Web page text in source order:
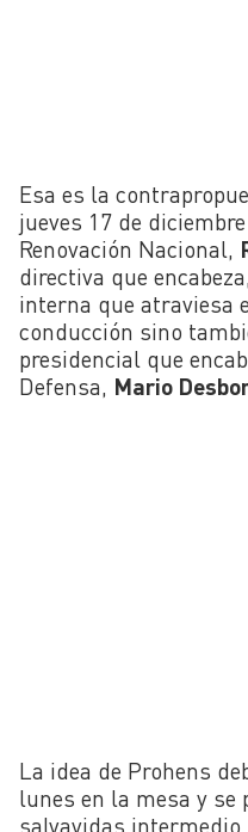
Esa es la
jueves 17 de
Renovación Nacional,
directiva que
interna que atraviesa
conducción sino
presidencial que
Defensa, Mario
La idea de Prohens
lunes en la mesa y
salvavidas intermedio,